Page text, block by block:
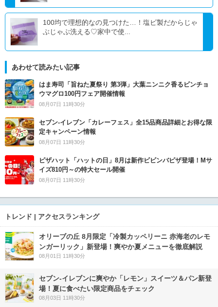
100均で理想的なの見つけた…！塩ビ製だからじゃ
ぶじゃぶ洗える♡家中で使...
あわせて読みたい記事
はま寿司「旨ねた夏祭り 第3弾」大葉ニンニク香るビンチョ
ウマグロ100円フェア開催情報
08月07日 11時30分
セブン‐イレブン「カレーフェス」全15品商品詳細とお得な限
定キャンペーン情報
08月07日 11時30分
ピザハット「ハットの日」8月は新作ビビンバピザ登場！Mサ
イズ810円～の特大セール開催
08月07日 11時30分
トレンド | アクセスランキング
オリーブの丘 8月限定「冷製カッペリーニ 赤海老のレモ
ンガーリック」新登場！爽やか夏メニューを徹底解説
08月01日 11時30分
セブン‐イレブンに爽やか「レモン」スイーツ＆パン新登
場！夏に食べたい限定商品をチェック
08月03日 11時30分